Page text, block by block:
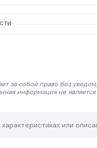
за собой право без
информация не
или